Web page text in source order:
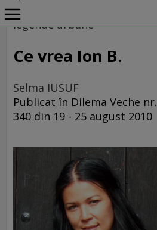
Home
Societate
legende urbane
Ce vrea Ion B.
Selma IUSUF
Publicat în Dilema Veche nr.
340 din 19 - 25 august 2010